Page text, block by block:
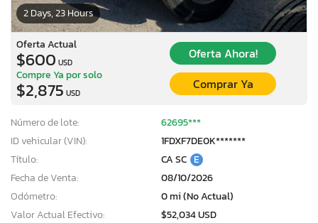
2 Days, 23 Hours
Oferta Actual
$600 USD
Oferta Ahora!
Compre Ya por solo
$2,875 USD
Comprar Ya
Número de lote:
62695***
ID vehicular (VIN):
1FDXF7DE0K*******
Título:
CA SC E
Fecha de Venta:
08/10/2026
Odómetro:
0 mi (No Actual)
Valor Actual Efectivo:
$52,034 USD